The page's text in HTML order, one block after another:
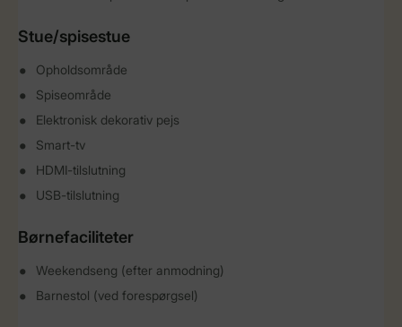
Stue/spisestue
Opholdsområde
Spiseområde
Elektronisk dekorativ pejs
Smart-tv
HDMI-tilslutning
USB-tilslutning
Børnefaciliteter
Weekendseng (efter anmodning)
Barnestol (ved forespørgsel)